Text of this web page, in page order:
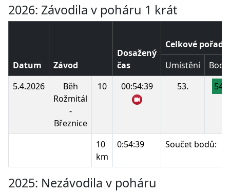
2026: Závodila v poháru 1 krát
Datum Závod
Dosažený
čas
Celkové pořadí
Umístění
Body
5.4.2026
Běh
Rožmitál
-
Březnice
10 00:54:39 53. 54
10
km
0:54:39 Součet bodů:
2025: Nezávodila v poháru